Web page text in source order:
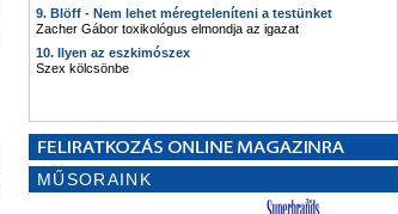
9. Blöff - Nem lehet méregteleníteni a testünket
Zacher Gábor toxikológus elmondja az igazat
10. Ilyen az eszkimószex
Szex kölcsönbe
MŰSORAINK